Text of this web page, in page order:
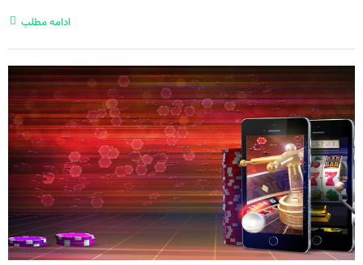
ادامه مطلب